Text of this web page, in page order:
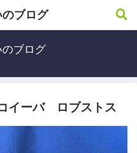
ブログ
イーバ ロブストス
ブログ